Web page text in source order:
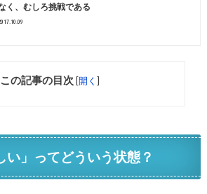
く、むしろ挑戦である
この記事の目次 [開く ]
い」ってどういう状態？